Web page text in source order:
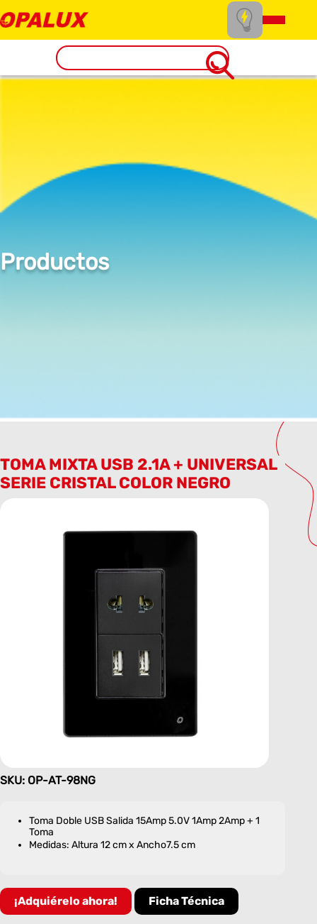
Productos
TOMA MIXTA USB 2.1A + UNIVERSAL
SERIE CRISTAL COLOR NEGRO
SKU: OP-AT-98NG
Toma Doble USB Salida 15Amp 5.0V 1Amp 2Amp + 1
Toma
Medidas: Altura 12 cm x Ancho7.5 cm
¡Adquiérelo ahora! Ficha Técnica